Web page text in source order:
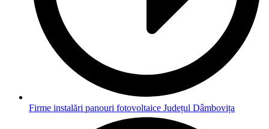
Firme instalări panouri fotovoltaice Județul Dâmbovița